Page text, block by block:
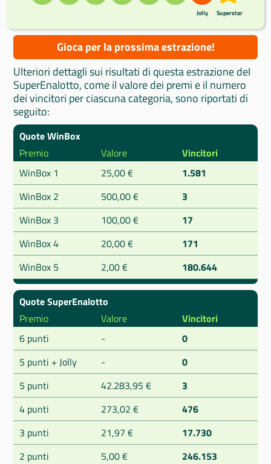
Jolly Superstar
Gioca per la prossima estrazione!
Ulteriori dettagli sui risultati di questa estrazione del
SuperEnalotto, come il valore dei premi e il numero
dei vincitori per ciascuna categoria, sono riportati di
seguito:
Quote WinBox
Premio
Valore
Vincitori
WinBox 1
25,00 €
1.581
WinBox 2
500,00 €
3
WinBox 3
100,00 €
17
WinBox 4
20,00 €
171
WinBox 5
2,00 € 180.644
Quote SuperEnalotto
Premio
Valore
Vincitori
6 punti
-
0
5 punti + Jolly
-
0
5 punti
42.283,95 €
3
4 punti
273,02 €
476
3 punti
21,97 €
17.730
2 punti
5,00 € 246.153